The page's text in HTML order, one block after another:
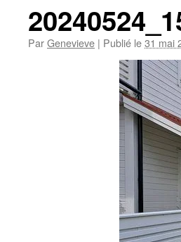
ParGenevieve | Publié le31 mai